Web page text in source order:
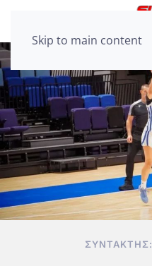
Skip to main content
ΣΥΝΤΆΚΤΗΣ: